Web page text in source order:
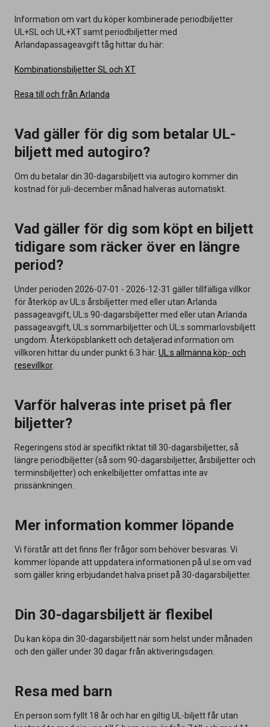
Information om vart du köper kombinerade periodbiljetter
UL+SL och UL+XT samt periodbiljetter med
Arlandapassageavgift tåg hittar du här:
Kombinationsbiljetter SL och XT
Resa till och från Arlanda
Vad gäller för dig som betalar UL-
biljett med autogiro?
Om du betalar din 30-dagarsbiljett via autogiro kommer din
kostnad för juli-december månad halveras automatiskt.
Vad gäller för dig som köpt en biljett
tidigare som räcker över en längre
period?
Under perioden 2026-07-01 - 2026-12-31 gäller tillfälliga villkor
för återköp av UL:s årsbiljetter med eller utan Arlanda
passageavgift, UL:s 90-dagarsbiljetter med eller utan Arlanda
passageavgift, UL:s sommarbiljetter och UL:s sommarlovsbiljett
ungdom. Återköpsblankett och detaljerad information om
villkoren hittar du under punkt 6.3 här: UL:s allmänna köp- och
resevillkor.
Varför halveras inte priset på fler
biljetter?
Regeringens stöd är specifikt riktat till 30-dagarsbiljetter, så
längre periodbiljetter (så som 90-dagarsbiljetter, årsbiljetter och
terminsbiljetter) och enkelbiljetter omfattas inte av
prissänkningen.
Mer information kommer löpande
Vi förstår att det finns fler frågor som behöver besvaras. Vi
kommer löpande att uppdatera informationen på ul.se om vad
som gäller kring erbjudandet halva priset på 30-dagarsbiljetter.
Din 30-dagarsbiljett är flexibel
Du kan köpa din 30-dagarsbiljett när som helst under månaden
och den gäller under 30 dagar från aktiveringsdagen.
Resa med barn
En person som fyllt 18 år och har en giltig UL-biljett får utan